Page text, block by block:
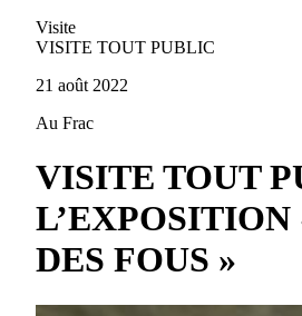
Visite
VISITE TOUT PUBLIC
21 août 2022
Au Frac
VISITE TOUT
L’EXPOSITION
DES FOUS »